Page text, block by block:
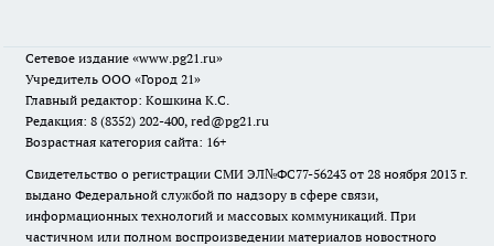
Сетевое издание «www.pg21.ru»
Учредитель ООО «Город 21»
Главный редактор: Кошкина К.С.
Редакция: 8 (8352) 202-400, red@pg21.ru
Возрастная категория сайта: 16+
Свидетельство о регистрации СМИ ЭЛ№ФС77-56243 от 28 ноября 2013 г.
выдано Федеральной службой по надзору в сфере связи,
информационных технологий и массовых коммуникаций. При
частичном или полном воспроизведении материалов новостного